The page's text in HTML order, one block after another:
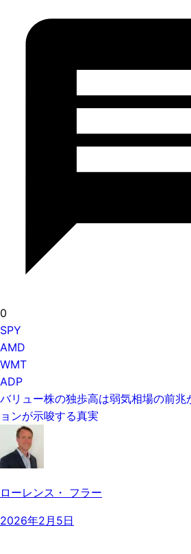
0
SPY
AMD
WMT
ADP
バリュー株の独歩高は弱気相場の前兆
ョンが示唆する真実
ローレンス・ フラー
2026年2月5日